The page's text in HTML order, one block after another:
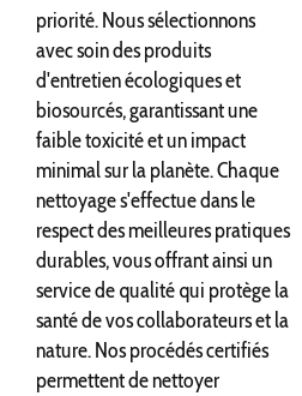
priorité. Nous sélectionnons
avec soin des produits
d'entretien écologiques et
biosourcés, garantissant une
faible toxicité et un impact
minimal sur la planète. Chaque
nettoyage s'effectue dans le
respect des meilleures pratiques
durables, vous offrant ainsi un
service de qualité qui protège la
santé de vos collaborateurs et la
nature. Nos procédés certifiés
permettent de nettoyer